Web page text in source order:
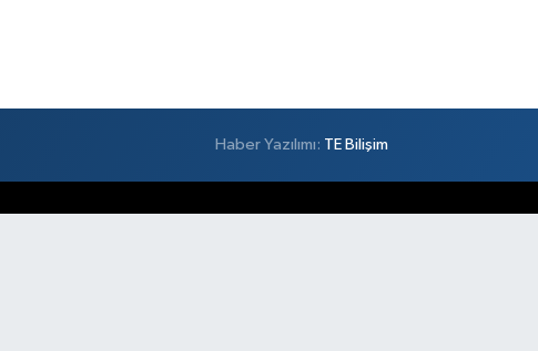
Haber Yazılımı: TE Bilişim